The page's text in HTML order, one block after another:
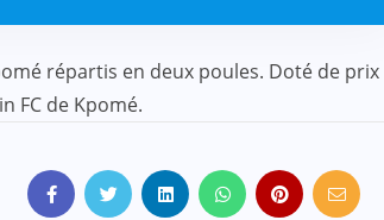
répartis en deux poules. Doté de prix
FC de Kpomé.